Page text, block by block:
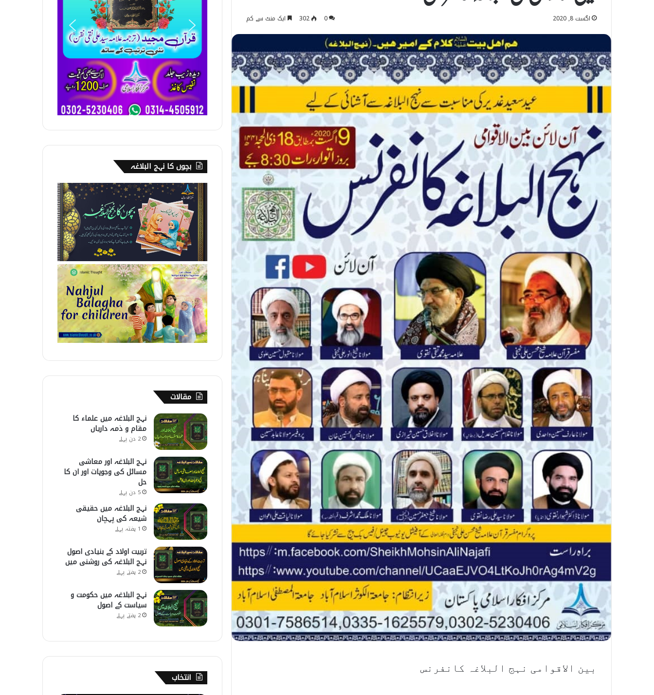
اگست 8, 2020 0
302 ایک منٹ سے کم
بین الاقوامی نہج البلاغہ کانفرنس
بچوں کا نہج البلاغہ
مقالات
نہج البلاغہ میں علماء کا
مقام و ذمہ داریاں
2 دن پہلے
نہج البلاغہ اور معاشی
مسائل کی وجوہات اور ان کا
حل
5 دن پہلے
نہج البلاغہ میں حقیقی
شیعہ کی پہچان
1 ہفتہ پہلے
تربیت اولاد کے بنیادی اصول
نہج البلاغہ کی روشنی میں
2 ہفتے پہلے
نہج البلاغہ میں حکومت و
سیاست کے اصول
2 ہفتے پہلے
انتخاب